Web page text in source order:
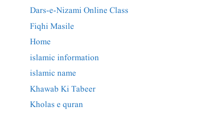
Dars-e-Nizami Online Class
Fiqhi Masile
Home
islamic information
islamic name
Khawab Ki Tabeer
Kholas e quran